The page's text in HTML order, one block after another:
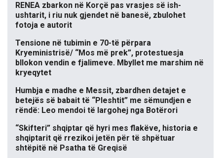
RENEA zbarkon në Korçë pas vrasjes së ish-
ushtarit, i riu nuk gjendet në banesë, zbulohet
fotoja e autorit
Tensione në tubimin e 70-të përpara
Kryeministrisë/ “Mos më prek”, protestuesja
bllokon vendin e fjalimeve. Mbyllet me marshim në
kryeqytet
Humbja e madhe e Messit, zbardhen detajet e
betejës së babait të “Pleshtit” me sëmundjen e
rëndë: Leo mendoi të largohej nga Botërori
“Skifteri” shqiptar që hyri mes flakëve, historia e
shqiptarit që rrezikoi jetën për të shpëtuar
shtëpitë në Psatha të Greqisë